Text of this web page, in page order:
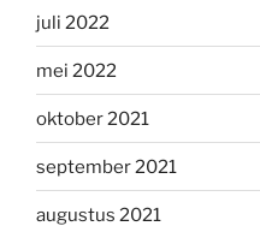
juli 2022
mei 2022
oktober 2021
september 2021
augustus 2021